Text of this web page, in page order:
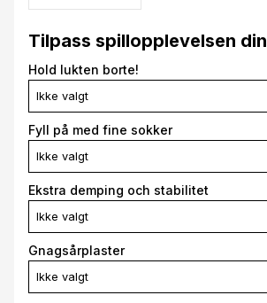
Tilpass spillopplevelsen din
Hold lukten borte!
Ikke valgt
Fyll på med fine sokker
Ikke valgt
Ekstra demping och stabilitet
Ikke valgt
Gnagsårplaster
Ikke valgt